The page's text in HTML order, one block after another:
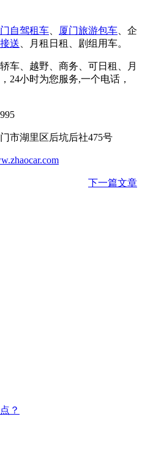
自驾租车 厦门旅游包车 、企
送 、月租日租、剧组用车。
车、越野、商务、可日租、月
24小时为您服务,一个电话，
市湖里区后坑后社475号
下一篇文章
？